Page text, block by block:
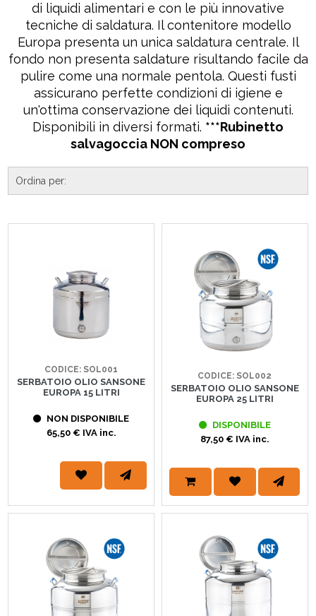
di liquidi alimentari e con le più innovative
tecniche di saldatura. Il contenitore modello
Europa presenta un unica saldatura centrale. Il
fondo non presenta saldature risultando facile da
pulire come una normale pentola. Questi fusti
assicurano perfette condizioni di igiene e
un'ottima conservazione dei liquidi contenuti.
Disponibili in diversi formati. ***Rubinetto
salvagoccia NON compreso
CODICE: SOL001
SERBATOIO OLIO SANSONE
EUROPA 15 LITRI
NON DISPONIBILE
65,50 € IVA inc.
CODICE: SOL002
SERBATOIO OLIO SANSONE
EUROPA 25 LITRI
DISPONIBILE
87,50 € IVA inc.